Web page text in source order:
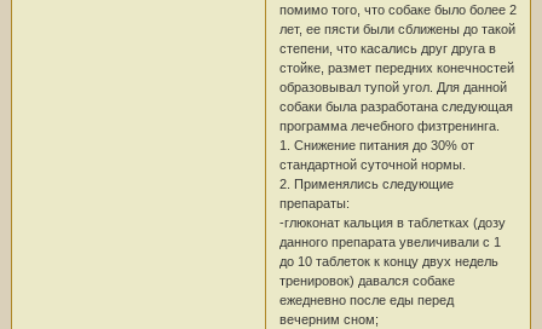
помимо того, что собаке было более 2
лет, ее пясти были сближены до такой
степени, что касались друг друга в
стойке, размет передних конечностей
образовывал тупой угол. Для данной
собаки была разработана следующая
программа лечебного физтренинга.
1. Снижение питания до 30% от
стандартной суточной нормы.
2. Применялись следующие
препараты:
-глюконат кальция в таблетках (дозу
данного препарата увеличивали с 1
до 10 таблеток к концу двух недель
тренировок) давался собаке
ежедневно после еды перед
вечерним сном;